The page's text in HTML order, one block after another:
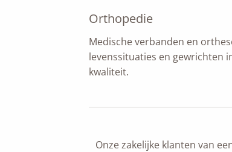
Orthopedie
Medische verbanden en
levenssituaties en gewrichten
kwaliteit.
Onze zakelijke klanten van